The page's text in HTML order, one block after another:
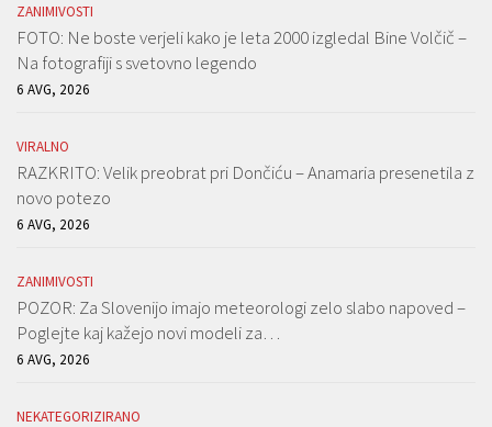
ZANIMIVOSTI
FOTO: Ne boste verjeli kako je leta 2000 izgledal Bine Volčič –
Na fotografiji s svetovno legendo
6 AVG, 2026
VIRALNO
RAZKRITO: Velik preobrat pri Dončiću – Anamaria presenetila z
novo potezo
6 AVG, 2026
ZANIMIVOSTI
POZOR: Za Slovenijo imajo meteorologi zelo slabo napoved –
Poglejte kaj kažejo novi modeli za…
6 AVG, 2026
NEKATEGORIZIRANO